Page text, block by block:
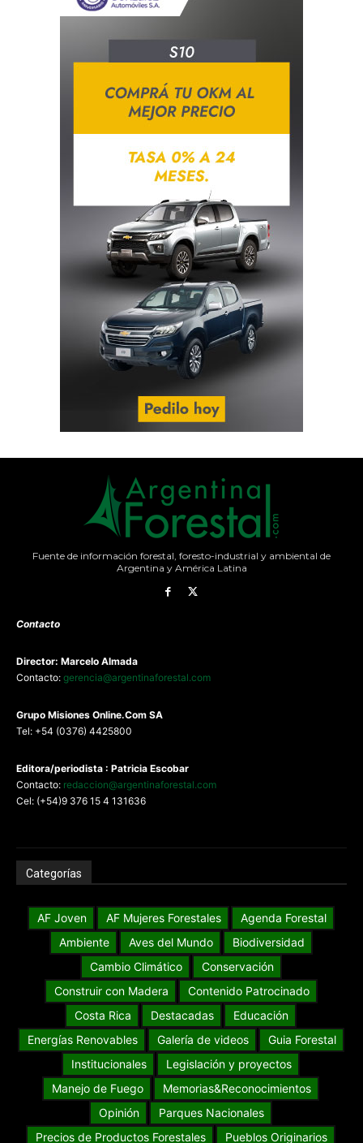
Fuente de información forestal, foresto-industrial y ambiental de
Argentina y América Latina
Contacto
Director: Marcelo Almada
Contacto: gerencia@argentinaforestal.com
Grupo Misiones Online.Com SA
Tel: +54 (0376) 4425800
Editora/periodista : Patricia Escobar
Contacto: redaccion@argentinaforestal.com
Cel: (+54)9 376 15 4 131636
Categorías
AF Joven AF Mujeres Forestales
Agenda Forestal
Ambiente
Aves del Mundo
Biodiversidad
Cambio Climático
Conservación
Construir con Madera
Contenido Patrocinado
Costa Rica
Destacadas
Educación
Energías Renovables
Galería de videos
Guia Forestal
Institucionales
Legislación y proyectos
Manejo de Fuego
Memorias&Reconocimientos
Opinión
Parques Nacionales
Precios de Productos Forestales
Pueblos Originarios